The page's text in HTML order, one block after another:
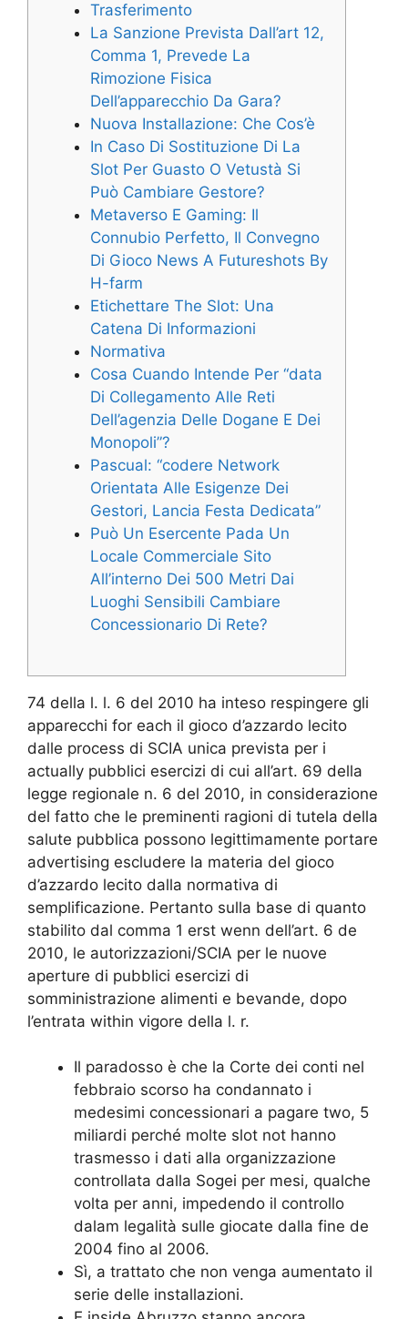
Trasferimento
La Sanzione Prevista Dall’art 12,
Comma 1, Prevede La
Rimozione Fisica
Dell’apparecchio Da Gara?
Nuova Installazione: Che Cos’è
In Caso Di Sostituzione Di La
Slot Per Guasto O Vetustà Si
Può Cambiare Gestore?
Metaverso E Gaming: Il
Connubio Perfetto, Il Convegno
Di Gioco News A Futureshots By
H-farm
Etichettare The Slot: Una
Catena Di Informazioni
Normativa
Cosa Cuando Intende Per “data
Di Collegamento Alle Reti
Dell’agenzia Delle Dogane E Dei
Monopoli”?
Pascual: “codere Network
Orientata Alle Esigenze Dei
Gestori, Lancia Festa Dedicata”
Può Un Esercente Pada Un
Locale Commerciale Sito
All’interno Dei 500 Metri Dai
Luoghi Sensibili Cambiare
Concessionario Di Rete?
74 della l. l. 6 del 2010 ha inteso respingere gli
apparecchi for each il gioco d’azzardo lecito
dalle process di SCIA unica prevista per i
actually pubblici esercizi di cui all’art. 69 della
legge regionale n. 6 del 2010, in considerazione
del fatto che le preminenti ragioni di tutela della
salute pubblica possono legittimamente portare
advertising escludere la materia del gioco
d’azzardo lecito dalla normativa di
semplificazione. Pertanto sulla base di quanto
stabilito dal comma 1 erst wenn dell’art. 6 de
2010, le autorizzazioni/SCIA per le nuove
aperture di pubblici esercizi di
somministrazione alimenti e bevande, dopo
l’entrata within vigore della l. r.
Il paradosso è che la Corte dei conti nel
febbraio scorso ha condannato i
medesimi concessionari a pagare two, 5
miliardi perché molte slot not hanno
trasmesso i dati alla organizzazione
controllata dalla Sogei per mesi, qualche
volta per anni, impedendo il controllo
dalam legalità sulle giocate dalla fine de
2004 fino al 2006.
Sì, a trattato che non venga aumentato il
serie delle installazioni.